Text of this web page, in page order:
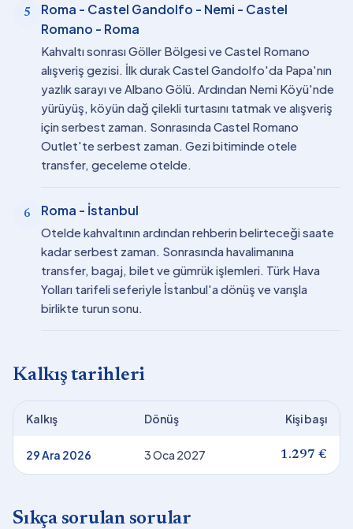
5
Roma - Castel Gandolfo - Nemi - Castel
Romano - Roma
Kahvaltı sonrası Göller Bölgesi ve Castel Romano
alışveriş gezisi. İlk durak Castel Gandolfo'da Papa'nın
yazlık sarayı ve Albano Gölü. Ardından Nemi Köyü'nde
yürüyüş, köyün dağ çilekli turtasını tatmak ve alışveriş
için serbest zaman. Sonrasında Castel Romano
Outlet'te serbest zaman. Gezi bitiminde otele
transfer, geceleme otelde.
6 Roma - İstanbul
Otelde kahvaltının ardından rehberin belirteceği saate
kadar serbest zaman. Sonrasında havalimanına
transfer, bagaj, bilet ve gümrük işlemleri. Türk Hava
Yolları tarifeli seferiyle İstanbul'a dönüş ve varışla
birlikte turun sonu.
Kalkış tarihleri
Kalkış Dönüş Kişi başı
29 Ara 2026 3 Oca 2027 1.297 €
Sıkça sorulan sorular